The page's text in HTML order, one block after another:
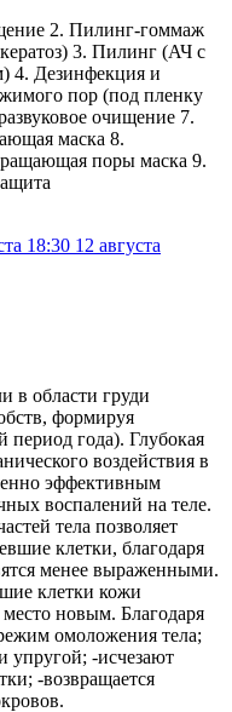
2. Пилинг-гоммаж
3. Пилинг (АЧ с
4. Дезинфекция и
пор (под пленку
очищение 7.
маска 8.
поры маска 9.
18:30 12 августа
в области груди
формируя
период года). Глубокая
воздействия в
эффективным
воспалений на теле.
тела позволяет
клетки, благодаря
менее выраженными.
клетки кожи
новым. Благодаря
омоложения тела;
упругой; -исчезают
-возвращается